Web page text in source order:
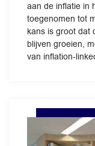
aan de inflatie in
toegenomen tot
kans is groot dat
blijven groeien,
van inflation-